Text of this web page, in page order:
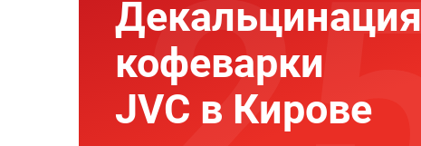
Декальцинация
кофеварки
JVC в Кирове